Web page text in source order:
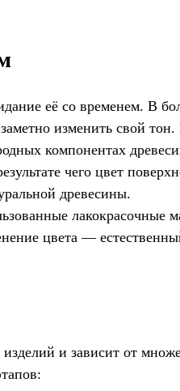
её со временем. В
изменить свой
компонентах
чего цвет
древесины.
цвета —
и зависит от